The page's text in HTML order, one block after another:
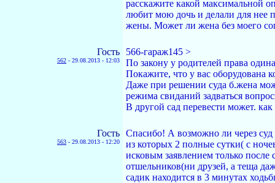
расскажите какой максимальной
любит мою дочь и делали для нее
жены. Может ли жена без моего
Гость
562 - 29.08.2013 - 12:03
566-гараж145 >
По закону у родителей права
Покажите, что у вас оборудована
Даже при решении суда б.жена
режима свиданий задваться
В другой сад перевести может.
Гость
563 - 29.08.2013 - 12:20
Спасибо! А возможно ли через суд
из которых 2 полные сутки( с
исковым заявлением только после
отшельников(ни друзей, а теща
садик находится в 3 минутах